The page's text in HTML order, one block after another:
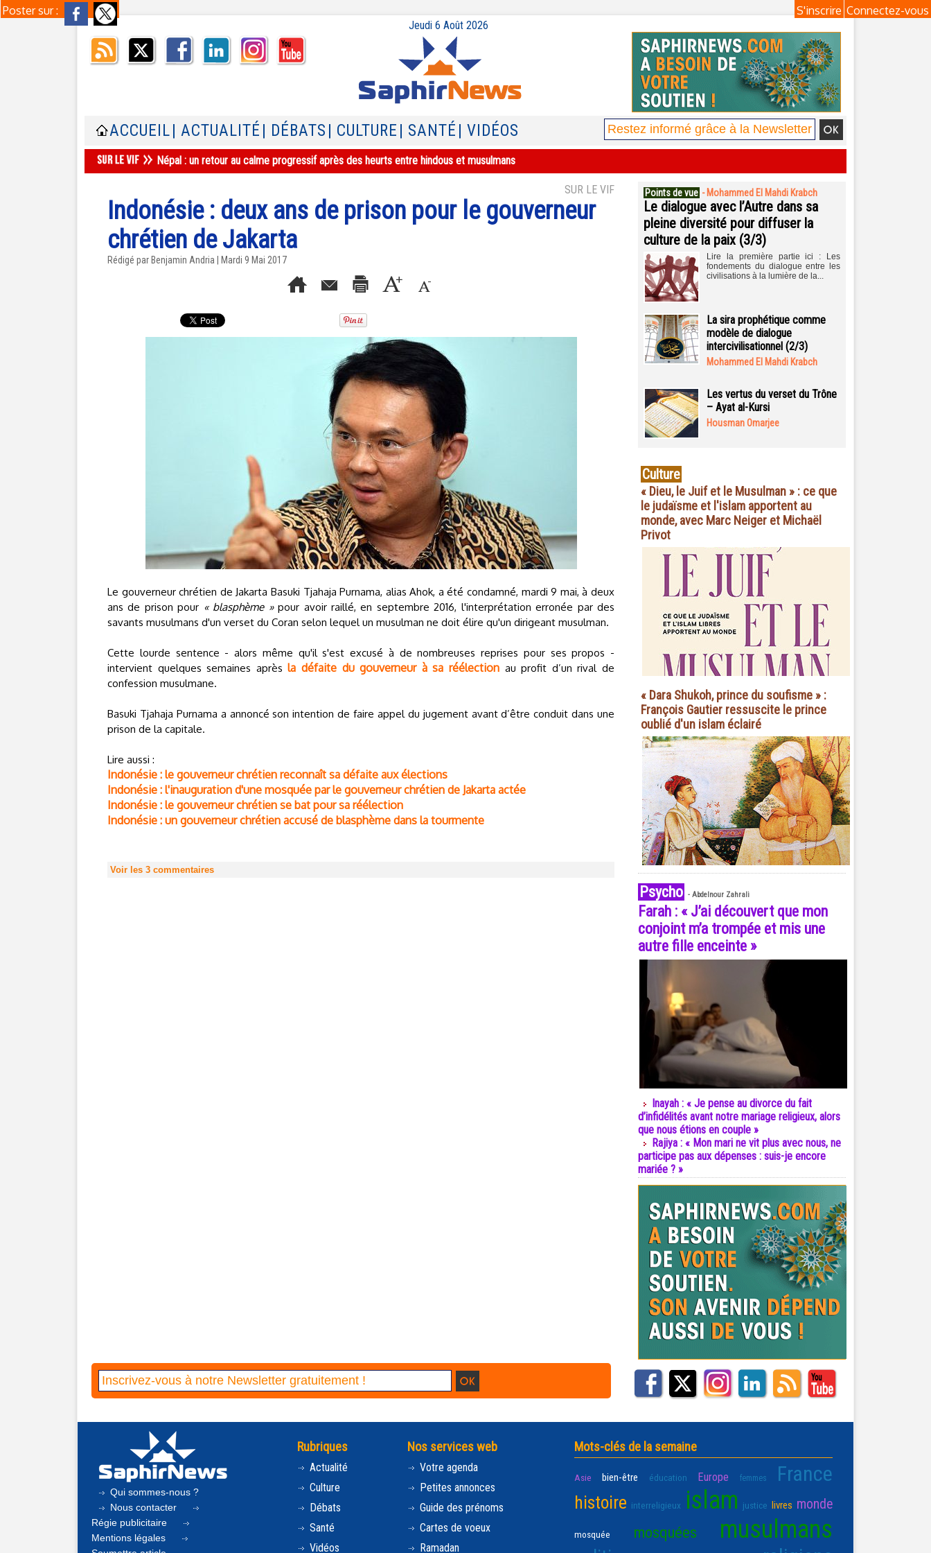
Poster sur : Connectez-vous
S'inscrire
Jeudi 6 Août 2026
ACCUEIL | ACTUALITÉ | DÉBATS | CULTURE | SANTÉ | VIDÉOS
Népal : un retour au calme progressif après des heurts entre hindous et musulmans
SUR LE VIF
Indonésie : deux ans de prison pour le gouverneur
chrétien de Jakarta
Rédigé par Benjamin Andria | Mardi 9 Mai 2017
Le gouverneur chrétien de Jakarta Basuki Tjahaja Purnama, alias Ahok, a été condamné, mardi 9 mai, à deux
ans de prison pour « blasphème »pour avoir raillé, en septembre 2016, l'interprétation erronée par des
savants musulmans d'un verset du Coran selon lequel un musulman ne doit élire qu'un dirigeant musulman.
Cette lourde sentence - alors même qu'il s'est excusé à de nombreuses reprises pour ses propos -
intervient quelques semaines aprèsla défaite du gouverneur à sa réélection au profit d’un rival de
confession musulmane.
Basuki Tjahaja Purnama a annoncé son intention de faire appel du jugement avant d’être conduit dans une
prison de la capitale.
Lire aussi :
Indonésie : le gouverneur chrétien reconnaît sa défaite aux élections
Indonésie : l'inauguration d'une mosquée par le gouverneur chrétien de Jakarta actée
Indonésie : le gouverneur chrétien se bat pour sa réélection
Indonésie : un gouverneur chrétien accusé de blasphème dans la tourmente
Voir les 3 commentaires
Points de vue - Mohammed El Mahdi Krabch
Le dialogue avec l’Autre dans sa
pleine diversité pour diffuser la
culture de la paix (3/3)
Lire la première partie ici : Les
fondements du dialogue entre les
civilisations à la lumière de la...
La sira prophétique comme
modèle de dialogue
intercivilisationnel (2/3)
Mohammed El Mahdi Krabch
Les vertus du verset du Trône
– Ayat al-Kursi
Housman Omarjee
Culture
« Dieu, le Juif et le Musulman » : ce que
le judaïsme et l'islam apportent au
monde, avec Marc Neiger et Michaël
Privot
« Dara Shukoh, prince du soufisme » :
François Gautier ressuscite le prince
oublié d'un islam éclairé
Psycho - Abdelnour Zahrali
Farah : « J’ai découvert que mon
conjoint m’a trompée et mis une
autre fille enceinte »
Inayah : « Je pense au divorce du fait
d’infidélités avant notre mariage religieux, alors
que nous étions en couple »
Rajiya : « Mon mari ne vit plus avec nous, ne
participe pas aux dépenses : suis-je encore
mariée ? »
Qui sommes-nous ?
Nous contacter
Régie publicitaire
Mentions légales
Rubriques
Actualité
Culture
Débats
Santé
Vidéos
Nos services web
Votre agenda
Petites annonces
Guide des prénoms
Cartes de voeux
Ramadan
Mots-clés de la semaine
Asie bien-être éducation Europe femmes France
histoire interreligieux islam justice livres monde
mosquée mosquées musulmans